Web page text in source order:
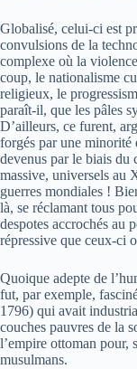
Globalisé, celui-ci est
convulsions de la
complexe où la
coup, le nationalisme
religieux, le
paraît-il, que les pâles
D’ailleurs, ce furent,
forgés par une minorité
devenus par le biais du
massive, universels au
guerres mondiales !
là, se réclamant tous
despotes accrochés au
répressive que ceux-ci
Quoique adepte de
fut, par exemple,
1796) qui avait
couches pauvres de la
l’empire ottoman pour,
musulmans.